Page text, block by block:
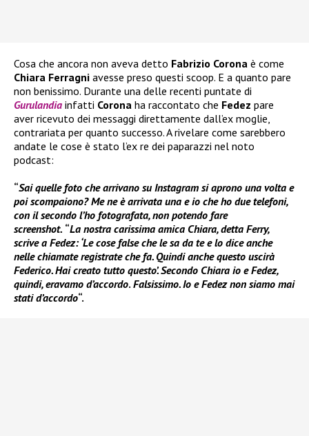
Cosa che ancora non aveva detto Fabrizio Corona è come
Chiara Ferragni avesse preso questi scoop. E a quanto pare
non benissimo. Durante una delle recenti puntate di
Gurulandia infatti Corona ha raccontato che Fedez pare
aver ricevuto dei messaggi direttamente dall’ex moglie,
contrariata per quanto successo. A rivelare come sarebbero
andate le cose è stato l’ex re dei paparazzi nel noto
podcast:
“Sai quelle foto che arrivano su Instagram si aprono una volta e
poi scompaiono? Me ne è arrivata una e io che ho due telefoni,
con il secondo l’ho fotografata, non potendo fare
screenshot. “La nostra carissima amica Chiara, detta Ferry,
scrive a Fedez: ‘Le cose false che le sa da te e lo dice anche
nelle chiamate registrate che fa. Quindi anche questo uscirà
Federico. Hai creato tutto questo’. Secondo Chiara io e Fedez,
quindi, eravamo d’accordo. Falsissimo. Io e Fedez non siamo mai
stati d’accordo“.